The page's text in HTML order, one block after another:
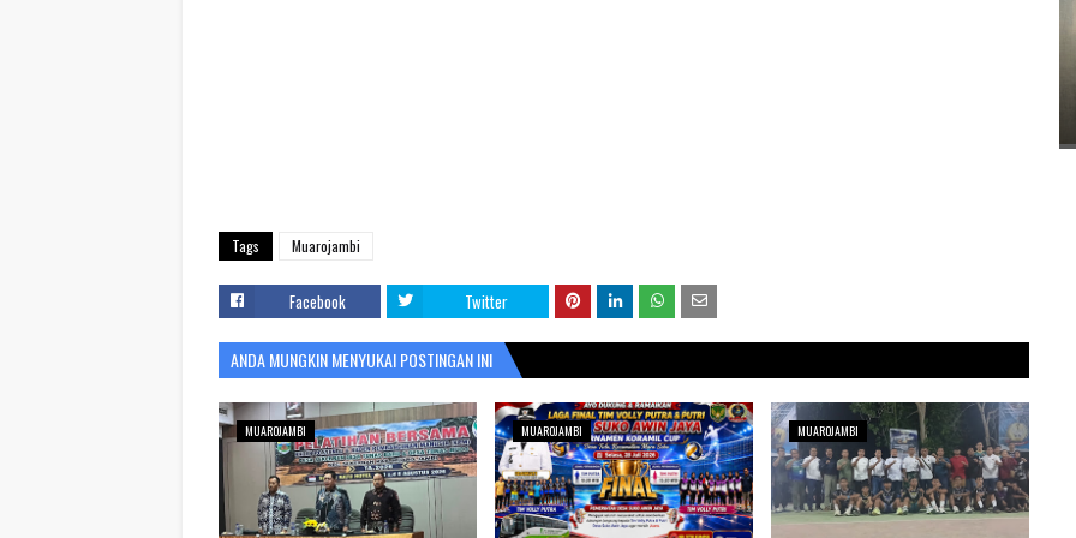
Tags Muarojambi
Facebook Twitter
ANDA MUNGKIN MENYUKAI POSTINGAN INI
MUAROJAMBI MUAROJAMBI MUAROJAMBI